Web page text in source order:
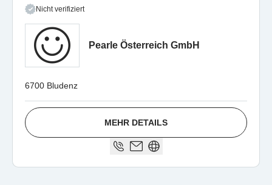
Nicht verifiziert
Pearle Österreich GmbH
6700 Bludenz
MEHR DETAILS